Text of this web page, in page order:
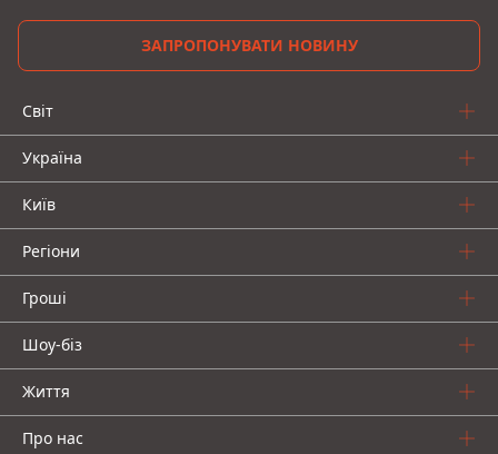
ЗАПРОПОНУВАТИ НОВИНУ
Світ
Україна
Київ
Регіони
Гроші
Шоу-біз
Життя
Про нас